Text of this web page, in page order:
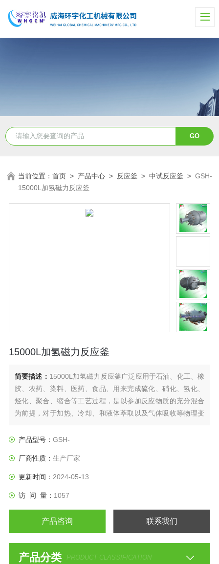
当前位置：首页 > 产品中心 > 反应釜 >中试反应釜 >GSH-
15000L加氢磁力反应釜
15000L加氢磁力反应釜
简要描述： 15000L加氢磁力反应釜广泛应用于石油、化工、橡
胶、农药、染料、医药、食品、用来完成硫化、硝化、氢化、
烃化、聚合、缩合等工艺过程，是以参加反应物质的充分混合
为前提，对于加热、冷却、和液体萃取以及气体吸收等物理变
药等行业理想的所需设备。
产品型号： GSH-
厂商性质： 生产厂家
更新时间： 2024-05-13
访 问 量： 1057
产品咨询 联系我们
产品分类 PRODUCT CLASSIFICATION